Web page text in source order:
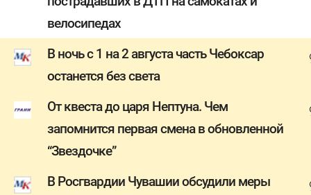
велосипедах
В ночь с 1 на 2 августа часть Чебоксар
останется без света
От квеста до царя Нептуна. Чем
запомнится первая смена в обновленной
“Звездочке”
В Росгвардии Чувашии обсудили меры